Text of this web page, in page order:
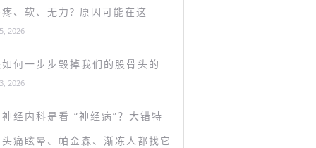
、软、无力? 原因可能在这
2026
何一步步毁掉我们的股骨头的
2026
经内科是看 “神经病”？大错特
痛眩晕、帕金森、渐冻人都找它